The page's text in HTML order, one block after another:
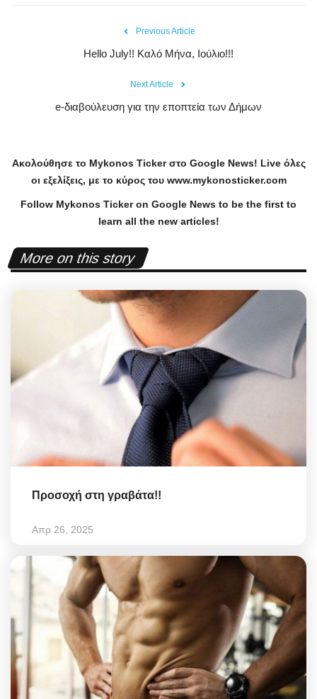
Previous Article
Hello July!! Καλό Μήνα, Ιούλιο!!!
Next Article
e-διαβούλευση για την εποπτεία των Δήμων
Ακολούθησε το Mykonos Tickerστο Google News! Liveόλες
οι εξελίξεις, με το κύρος του www.mykonosticker.com
Follow Mykonos Ticker on Google News to be the first to
learn all the new articles!
More on this story
Προσοχή στη γραβάτα!!
Απρ 26, 2025